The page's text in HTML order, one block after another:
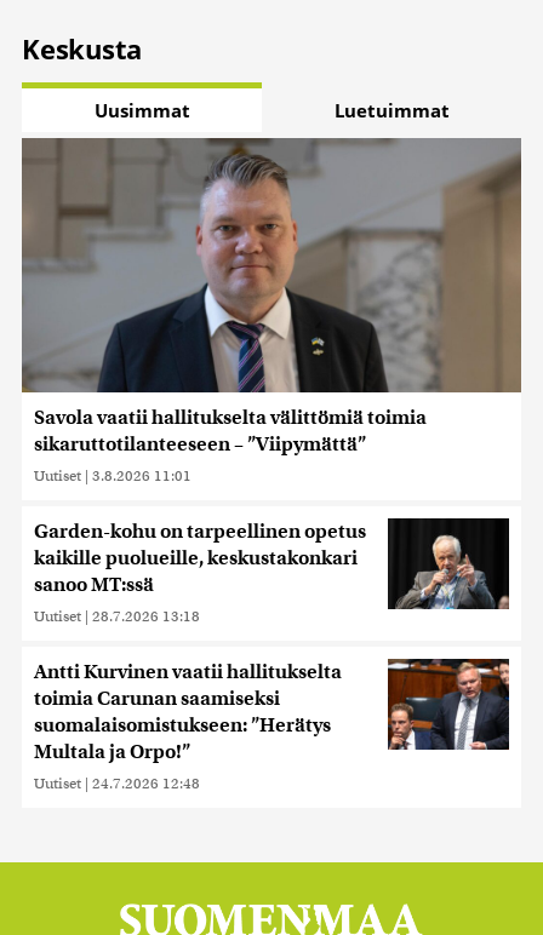
Keskusta
Uusimmat Luetuimmat
Savola vaatii hallitukselta välittömiä toimia
sikaruttotilanteeseen – ”Viipymättä”
Uutiset | 3.8.2026 11:01
Garden-kohu on tarpeellinen opetus
kaikille puolueille, keskustakonkari
sanoo MT:ssä
Uutiset | 28.7.2026 13:18
Antti Kurvinen vaatii hallitukselta
toimia Carunan saamiseksi
suomalaisomistukseen: ”Herätys
Multala ja Orpo!”
Uutiset | 24.7.2026 12:48